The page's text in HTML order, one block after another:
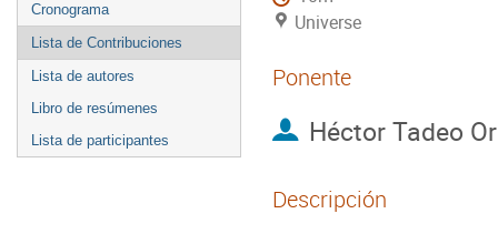
Cronograma
Lista de Contribuciones
Lista de autores
Libro de resúmenes
Lista de participantes
Universe
Ponente
Héctor Tadeo
Descripción